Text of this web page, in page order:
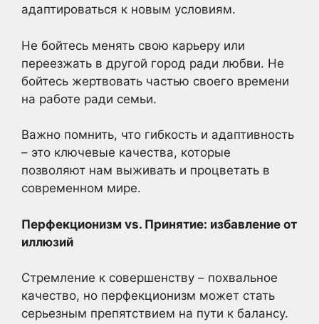
адаптироваться к новым условиям.
Не бойтесь менять свою карьеру или
переезжать в другой город ради любви. Не
бойтесь жертвовать частью своего времени
на работе ради семьи.
Важно помнить, что гибкость и адаптивность
– это ключевые качества, которые
позволяют нам выживать и процветать в
современном мире.
Перфекционизм vs. Принятие: избавление от
иллюзий
Стремление к совершенству – похвальное
качество, но перфекционизм может стать
серьезным препятствием на пути к балансу.